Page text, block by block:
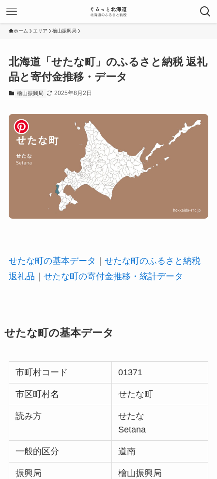
ホーム エリア 檜山振興局
北海道「せたな町」のふるさと納税 返礼
品と寄付金推移・データ
檜山振興局 2025年8月2日
せたな町の基本データ
せたな町のふるさと納税
返礼品
せたな町の寄付金推移・統計データ
せたな町の基本データ
市町村コード 01371
市区町村名 せたな町
読み方
せたな
Setana
一般的区分 道南
振興局 檜山振興局